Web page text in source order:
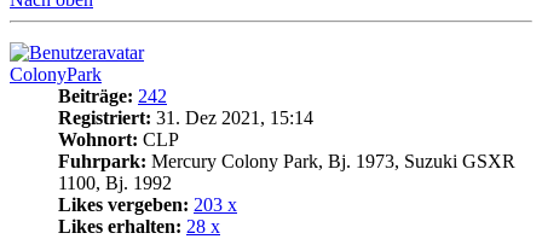
ColonyPark
Beiträge: 242
Registriert: 31. Dez 2021, 15:14
Wohnort: CLP
Fuhrpark: Mercury Colony Park, Bj. 1973, Suzuki GSXR
1100, Bj. 1992
Likes vergeben: 203 x
Likes erhalten: 28 x